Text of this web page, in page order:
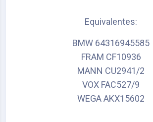
Equivalentes:
BMW 64316945585
FRAM CF10936
MANN CU2941/2
VOX FAC527/9
WEGA AKX15602